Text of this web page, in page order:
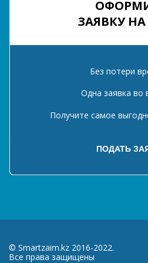
ЗАЯВКУ
Без потери
Одна заявка
Получите самое
© Smartzaim.kz 2016-2022.
Все права защищены